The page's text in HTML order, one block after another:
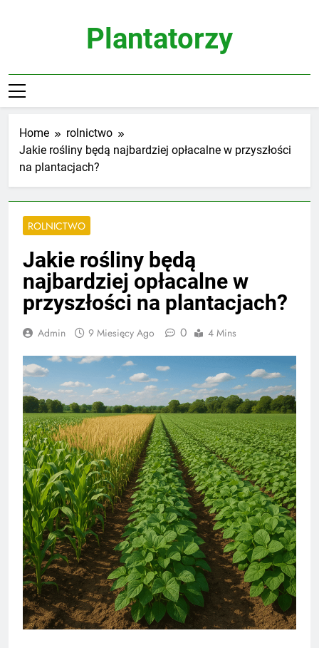
Plantatorzy
Home
rolnictwo
Jakie rośliny będą najbardziej opłacalne w przyszłości
na plantacjach?
ROLNICTWO
Jakie rośliny będą
najbardziej opłacalne w
przyszłości na plantacjach?
Admin 9 Miesięcy Ago 0 4 Mins